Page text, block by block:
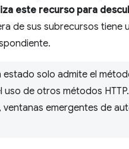
este recurso para
de sus subrecursos
solo admite el
uso de otros métodos
ventanas emergentes de